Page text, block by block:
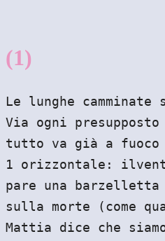
(1)
Le lunghe
Via ogni presupposto
tutto va già a fuoco
1 orizzontale:
pare una barzelletta
sulla morte (come
Mattia dice che